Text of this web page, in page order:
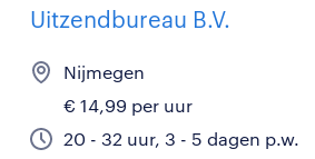
Uitzendbureau B.V.
Nijmegen
€ 14,99 per uur
20 - 32 uur, 3 - 5 dagen p.w.